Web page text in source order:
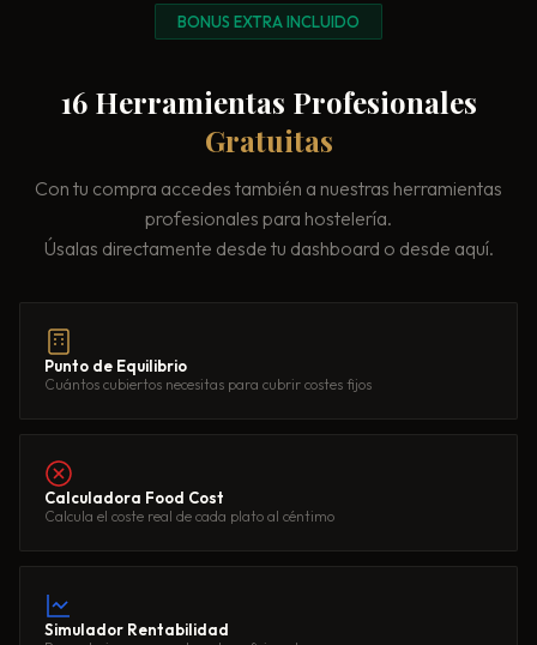
BONUS EXTRA INCLUIDO
16 Herramientas Profesionales
Gratuitas
Con tu compra accedes también a nuestras herramientas
profesionales para hostelería.
Úsalas directamente desde tu dashboard o desde aquí.
Punto de Equilibrio
Cuántos cubiertos necesitas para cubrir costes fijos
Calculadora Food Cost
Calcula el coste real de cada plato al céntimo
Simulador Rentabilidad